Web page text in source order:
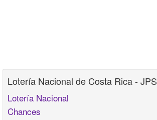
Lotería Nacional de Costa Rica - JPS
Lotería Nacional
Chances